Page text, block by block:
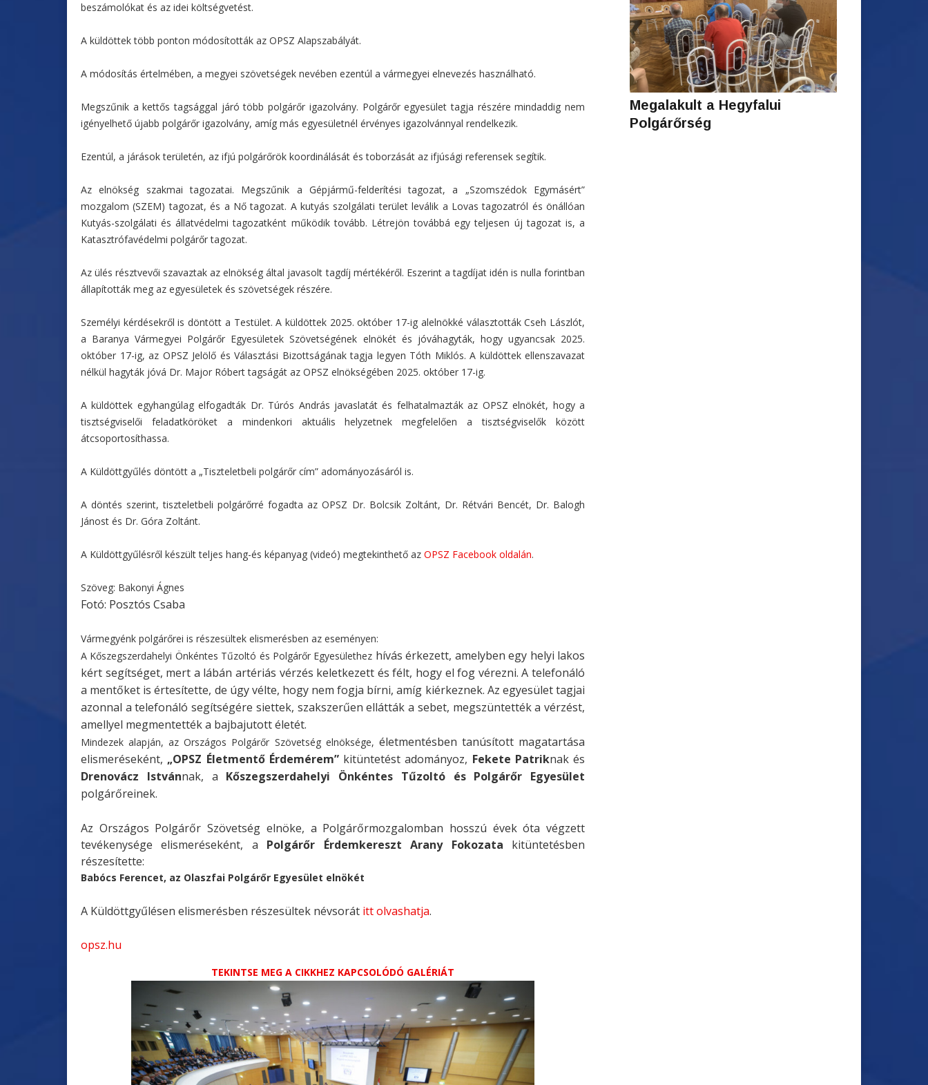
beszámolókat és az idei költségvetést.
A küldöttek több ponton módosították az OPSZ Alapszabályát.
A módosítás értelmében, a megyei szövetségek nevében ezentúl a vármegyei elnevezés használható.
Megszűnik a kettős tagsággal járó több polgárőr igazolvány. Polgárőr egyesület tagja részére mindaddig nem
igényelhető újabb polgárőr igazolvány, amíg más egyesületnél érvényes igazolvánnyal rendelkezik.
Ezentúl, a járások területén, az ifjú polgárőrök koordinálását és toborzását az ifjúsági referensek segítik.
Az elnökség szakmai tagozatai. Megszűnik a Gépjármű-felderítési tagozat, a „Szomszédok Egymásért”
mozgalom (SZEM) tagozat, és a Nő tagozat. A kutyás szolgálati terület leválik a Lovas tagozatról és önállóan
Kutyás-szolgálati és állatvédelmi tagozatként működik tovább. Létrejön továbbá egy teljesen új tagozat is, a
Katasztrófavédelmi polgárőr tagozat.
Az ülés résztvevői szavaztak az elnökség által javasolt tagdíj mértékéről. Eszerint a tagdíjat idén is nulla forintban
állapították meg az egyesületek és szövetségek részére.
Személyi kérdésekről is döntött a Testület. A küldöttek 2025. október 17-ig alelnökké választották Cseh Lászlót,
a Baranya Vármegyei Polgárőr Egyesületek Szövetségének elnökét és jóváhagyták, hogy ugyancsak 2025.
október 17-ig, az OPSZ Jelölő és Választási Bizottságának tagja legyen Tóth Miklós. A küldöttek ellenszavazat
nélkül hagyták jóvá Dr. Major Róbert tagságát az OPSZ elnökségében 2025. október 17-ig.
A küldöttek egyhangúlag elfogadták Dr. Túrós András javaslatát és felhatalmazták az OPSZ elnökét, hogy a
tisztségviselői feladatköröket a mindenkori aktuális helyzetnek megfelelően a tisztségviselők között
átcsoportosíthassa.
A Küldöttgyűlés döntött a „Tiszteletbeli polgárőr cím” adományozásáról is.
A döntés szerint, tiszteletbeli polgárőrré fogadta az OPSZ Dr. Bolcsik Zoltánt, Dr. Rétvári Bencét, Dr. Balogh
Jánost és Dr. Góra Zoltánt.
A Küldöttgyűlésről készült teljes hang-és képanyag (videó) megtekinthető az OPSZ Facebook oldalán.
Szöveg: Bakonyi Ágnes
Fotó: Posztós Csaba
Vármegyénk polgárőrei is részesültek elismerésben az eseményen:
A Kőszegszerdahelyi Önkéntes Tűzoltó és Polgárőr Egyesülethez hívás érkezett, amelyben egy helyi lakos
kért segítséget, mert a lábán artériás vérzés keletkezett és félt, hogy el fog vérezni. A telefonáló
a mentőket is értesítette, de úgy vélte, hogy nem fogja bírni, amíg kiérkeznek. Az egyesület tagjai
azonnal a telefonáló segítségére siettek, szakszerűen ellátták a sebet, megszüntették a vérzést,
amellyel megmentették a bajbajutott életét.
Mindezek alapján, az Országos Polgárőr Szövetség elnöksége, életmentésben tanúsított magatartása
elismeréseként, „OPSZ Életmentő Érdemérem”kitüntetést adományoz, Fekete Patriknak és
Drenovácz Istvánnak, a Kőszegszerdahelyi Önkéntes Tűzoltó és Polgárőr Egyesület
polgárőreinek.
Az Országos Polgárőr Szövetség elnöke, a Polgárőrmozgalomban hosszú évek óta végzett
tevékenységeelismeréseként, a Polgárőr Érdemkereszt Arany Fokozata
kitüntetésben
részesítette:
Babócs Ferencet, az Olaszfai Polgárőr Egyesület elnökét
A Küldöttgyűlésen elismerésben részesültek névsorát itt olvashatja.
opsz.hu
TEKINTSE MEG A CIKKHEZ KAPCSOLÓDÓ GALÉRIÁT
Megalakult a Hegyfalui
Polgárőrség